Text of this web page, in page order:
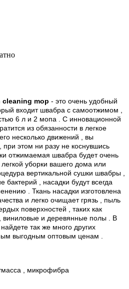
mop - это очень удобный
входит швабра с самоотжимом ,
6 л и 2 мопа . С инновационной
из обязанности в легкое
несколько движений , вы
при этом ни разу не коснувшись
отжимаемая швабра будет очень
уборки вашего дома или
вертикальной сушки швабры ,
бактерий , насадки будут всегда
. Ткань насадки изготовлена
и легко очищает грязь , пыль
поверхностей , таких как
виниловые и деревянные полы . В
так же много других
выгодным оптовым ценам .
, микрофибра